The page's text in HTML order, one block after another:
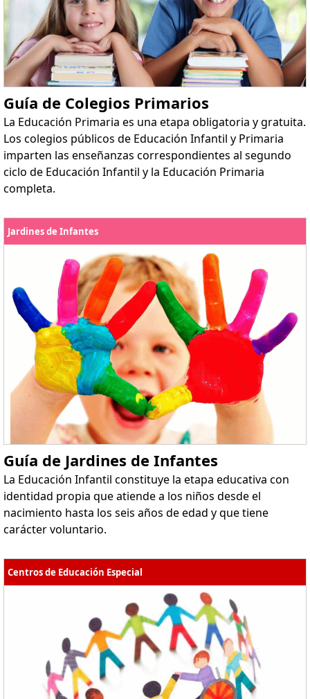
Guía de Colegios Primarios
La Educación Primaria es una etapa obligatoria y gratuita.
Los colegios públicos de Educación Infantil y Primaria
imparten las enseñanzas correspondientes al segundo
ciclo de Educación Infantil y la Educación Primaria
completa.
Jardines de Infantes
Guía de Jardines de Infantes
La Educación Infantil constituye la etapa educativa con
identidad propia que atiende a los niños desde el
nacimiento hasta los seis años de edad y que tiene
carácter voluntario.
Centros de Educación Especial